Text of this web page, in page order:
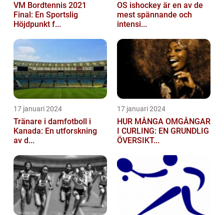
VM Bordtennis 2021
Final: En Sportslig
Höjdpunkt f...
OS ishockey är en av de
mest spännande och
intensi...
17 januari 2024
Tränare i damfotboll i
Kanada: En utforskning
av d...
17 januari 2024
HUR MÅNGA OMGÅNGAR
I CURLING: EN GRUNDLIG
ÖVERSIKT...